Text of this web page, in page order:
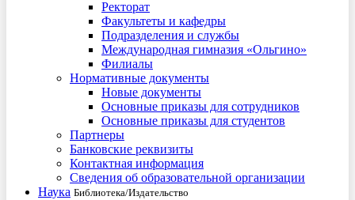
Ректорат
Факультеты и кафедры
Подразделения и службы
Международная гимназия «Ольгино»
Филиалы
Нормативные документы
Новые документы
Основные приказы для сотрудников
Основные приказы для студентов
Партнеры
Банковские реквизиты
Контактная информация
Сведения об образовательной организации
Наука Библиотека/Издательство